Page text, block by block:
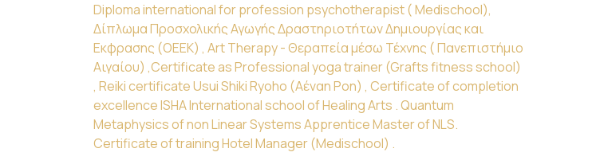
Diploma international for profession psychotherapist ( Medischool),
Δίπλωμα Προσχολικής Αγωγής Δραστηριοτήτων Δημιουργίας και
Εκφρασης (ΟΕΕΚ) , Art Therapy - Θεραπεία μέσω Τέχνης ( Πανεπιστήμιο
Αιγαίου) ,Certificate as Professional yoga trainer (Grafts fitness school)
, Reiki certificate Usui Shiki Ryoho (Αέναη Ροη) , Certificate of completion
excellence ISHA International school of Healing Arts . Quantum
Metaphysics of non Linear Systems Apprentice Master of NLS.
Certificate of training Hotel Manager (Medischool) .